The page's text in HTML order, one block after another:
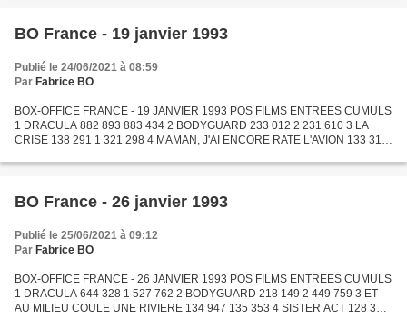
BO France - 19 janvier 1993
Publié le 24/06/2021 à 08:59
Par Fabrice BO
BOX-OFFICE FRANCE - 19 JANVIER 1993 POS FILMS ENTREES CUMULS
1 DRACULA 882 893 883 434 2 BODYGUARD 233 012 2 231 610 3 LA
CRISE 138 291 1 321 298 4 MAMAN, J'AI ENCORE RATE L'AVION 133 311
BO France - 26 janvier 1993
Publié le 25/06/2021 à 09:12
Par Fabrice BO
BOX-OFFICE FRANCE - 26 JANVIER 1993 POS FILMS ENTREES CUMULS
1 DRACULA 644 328 1 527 762 2 BODYGUARD 218 149 2 449 759 3 ET
AU MILIEU COULE UNE RIVIERE 134 947 135 353 4 SISTER ACT 128 347